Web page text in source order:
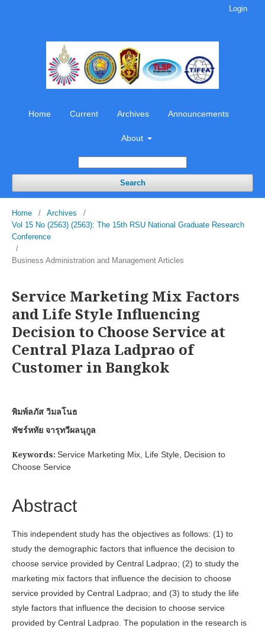
Home Current Archives Announcements
About
Search
Login
Home / Archives
/
Vol 15 No (2563) (2563): The 15th RSU National Graduate Research
Conference
/
Business Administration and Management Articles
Service Marketing Mix Factors
and Life Style Influencing
Decision to Choose Service at
Central Plaza Ladprao of
Customer in Bangkok
พิมพ์ลภัส วิมลโนธ
พัชร์หทัย จารุทวีผลนุกูล
Keywords: Service Marketing Mix, Life Style, Decision to
Choose Service
Abstract
This independent study has the objectives as follows: (1) to
study the demographic factors that influence the decision to
choose service provided by Central Ladprao; (2) to study the
marketing mix factors that influence the decision to choose
service provided by Central Ladprao; and (3) to study the life
style factors that influence the decision to choose service
provided by Central Ladprao. The population in the research is